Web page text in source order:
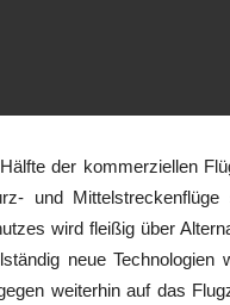
der kommerziellen
und
wird fleißig über
neue
weiterhin auf das